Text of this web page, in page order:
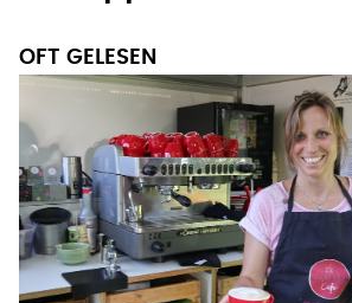
TV-Tipp: "Plötzlich
OFT GELESEN